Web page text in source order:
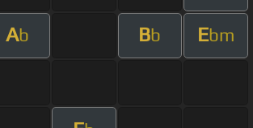
Ab Bb Ebm